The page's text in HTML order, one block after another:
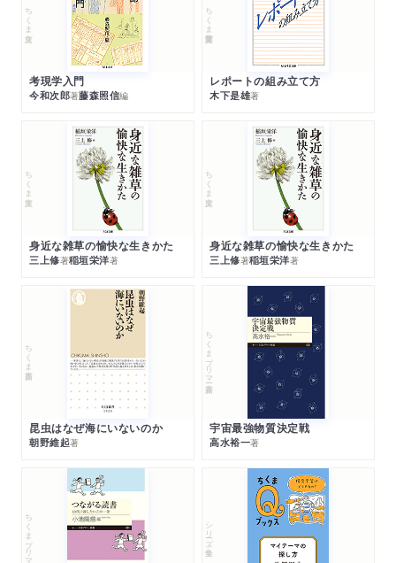
ちくま文庫
考現学入門
今和次郎著藤森照信編
ちくま学芸文庫
レポートの組み立て方
木下是雄著
ちくま文庫
身近な雑草の愉快な生きかた
三上修著稲垣栄洋著
ちくま文庫
身近な雑草の愉快な生きかた
三上修著稲垣栄洋著
ちくま新書
昆虫はなぜ海にいないのか
朝野維起著
ちくまプリマー新書
宇宙最強物質決定戦
高水裕一著
ちくまプリマー新書 シリーズ・全集